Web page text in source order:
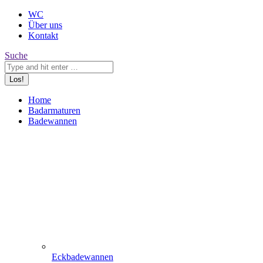
WC
Über uns
Kontakt
Search:
Suche
Home
Badarmaturen
Badewannen
Eckbadewannen